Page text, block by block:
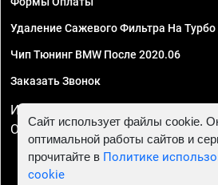
Удаление Сажевого Фильтра На Турбо
Чип Тюнинг BMW После 2020.06
Заказать Звонок
ИП Смирнов Георгий Павлович.
ОГРНИП 324470400032610
Сайт использует файлы cookie.
оптимальной работы сайтов и
прочитайте в Политике
cookie